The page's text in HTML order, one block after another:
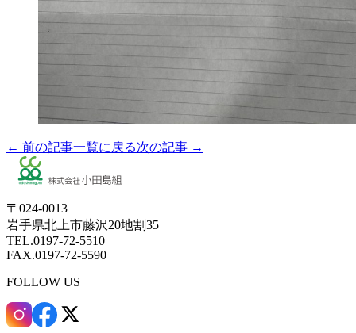
← 前の記事一覧に戻る次の記事 →
〒024-0013
岩手県北上市藤沢20地割35
TEL.0197-72-5510
FAX.0197-72-5590
FOLLOW US